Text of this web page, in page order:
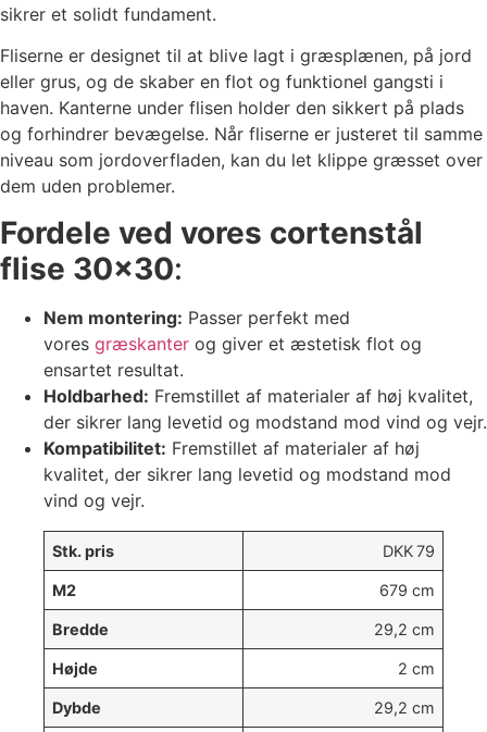
sikrer et solidt fundament.
Fliserne er designet til at blive lagt i græsplænen, på jord
eller grus, og de skaber en flot og funktionel gangsti i
haven. Kanterne under flisen holder den sikkert på plads
og forhindrer bevægelse. Når fliserne er justeret til samme
niveau som jordoverfladen, kan du let klippe græsset over
dem uden problemer.
Fordele ved vores cortenstål
flise 30×30:
Nem montering: Passer perfekt med
vores græskanter og giver et æstetisk flot og
ensartet resultat.
Holdbarhed: Fremstillet af materialer af høj kvalitet,
der sikrer lang levetid og modstand mod vind og vejr.
Kompatibilitet: Fremstillet af materialer af høj
kvalitet, der sikrer lang levetid og modstand mod
vind og vejr.
Stk. pris DKK79
M2 679 cm
Bredde 29,2 cm
Højde 2 cm
Dybde 29,2 cm